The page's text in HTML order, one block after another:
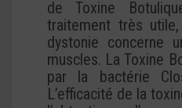
de Toxine
traitement très
dystonie concerne
muscles. La Toxine
par la bactérie
L’efficacité de la